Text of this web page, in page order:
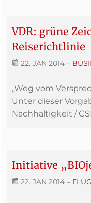
VDR: grüne
Reiserichtlinie
22. JAN 2014 –
„Weg vom
Unter dieser
Nachhaltigkeit /
Initiative
22. JAN 2014 – FLUG